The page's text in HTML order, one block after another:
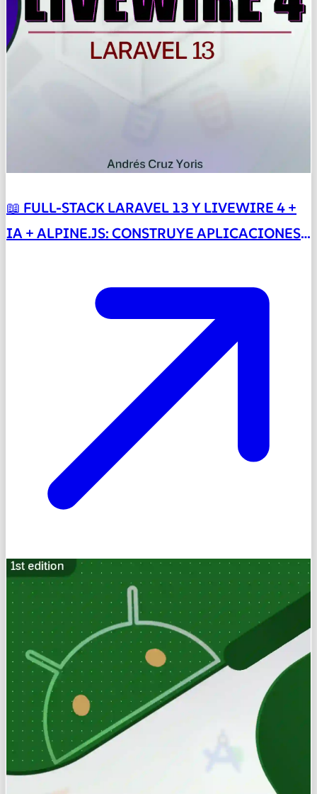
📖 FULL-STACK LARAVEL 13 Y LIVEWIRE 4 +
IA + ALPINE.JS: CONSTRUYE APLICACIONES